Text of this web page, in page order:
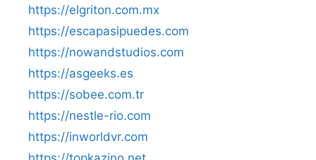
https://elgriton.com.mx
https://escapasipuedes.com
https://nowandstudios.com
https://asgeeks.es
https://sobee.com.tr
https://nestle-rio.com
https://inworldvr.com